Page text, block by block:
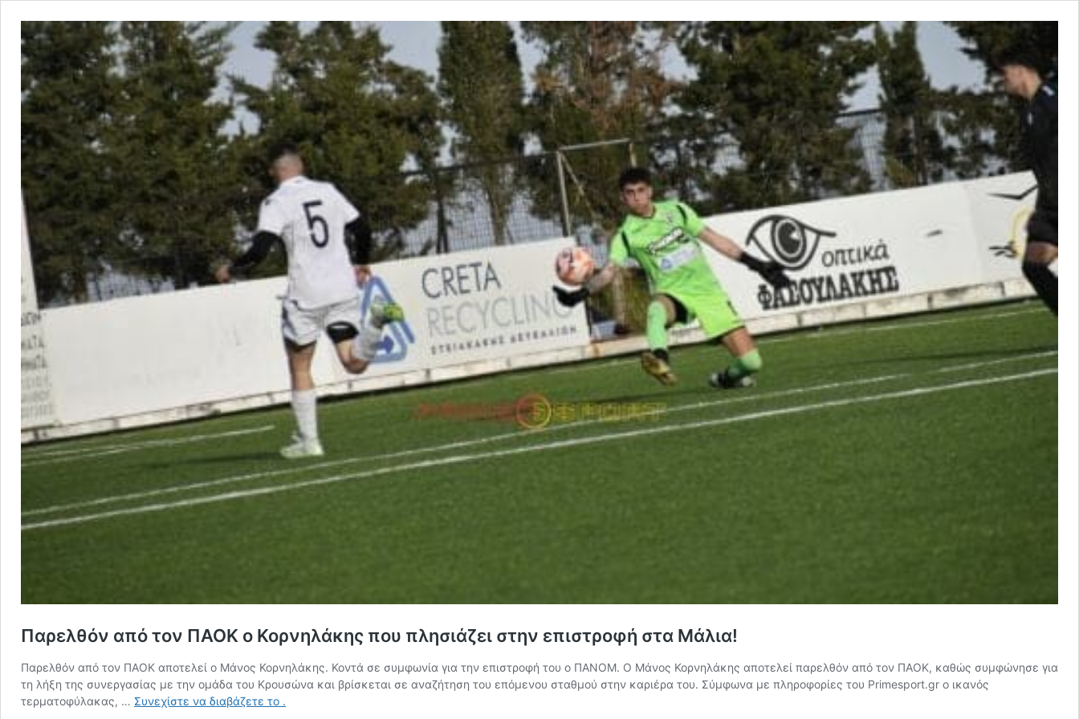
Παρελθόν από τον ΠΑΟΚ ο Κορνηλάκης που πλησιάζει στην επιστροφή στα Μάλια!
Παρελθόν από τον ΠΑΟΚ αποτελεί ο Μάνος Κορνηλάκης. Κοντά σε συμφωνία για την επιστροφή του ο ΠΑΝΟΜ. Ο Μάνος Κορνηλάκης αποτελεί παρελθόν από τον ΠΑΟΚ, καθώς συμφώνησε για
τη λήξη της συνεργασίας με την ομάδα του Κρουσώνα και βρίσκεται σε αναζήτηση του επόμενου σταθμού στην καριέρα του. Σύμφωνα με πληροφορίες του Primesport.gr ο ικανός
τερματοφύλακας, … Συνεχίστε να διαβάζετε το .